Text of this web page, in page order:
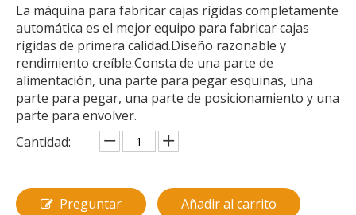
La máquina para fabricar cajas rígidas completamente
automática es el mejor equipo para fabricar cajas
rígidas de primera calidad.Diseño razonable y
rendimiento creíble.Consta de una parte de
alimentación, una parte para pegar esquinas, una
parte para pegar, una parte de posicionamiento y una
parte para envolver.
Cantidad:
Preguntar Añadir al carrito